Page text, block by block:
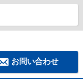
お問い合わせ